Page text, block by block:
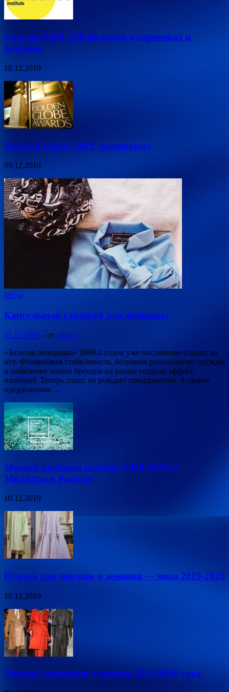
Сандэнс 2020: 118 фильмов о переменах и
будущем
10.12.2019
Золотой глобус 2019: номинанты
09.12.2019
Мода
Капсульный гардероб для женщины
11.12.2019 - от admin
«Золотая лихорадка» 2000-х годов уже постепенно сходит на
нет. Финансовая стабильность, безумное разнообразие одежды
и появление новых брендов на рынке создали эффект-
наоборот. Теперь спрос не рождает предложение. А скорее
предложения …
Модная цветовая палитра 2019-2020 от
Милитты и Pantone
10.12.2019
Платья для девушек и женщин — мода 2019-2020
10.12.2019
Модные тенденции и тренды 2019-2020 года